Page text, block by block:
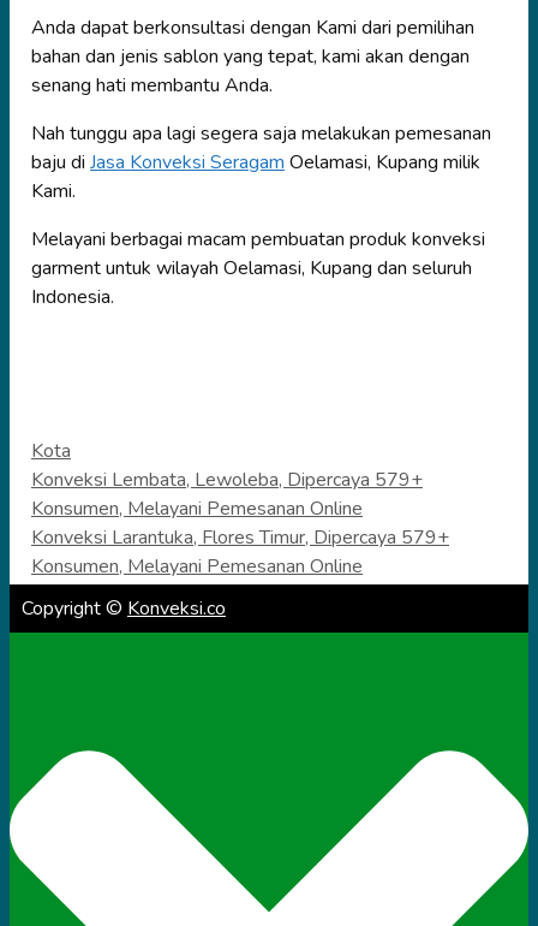
Anda dapat berkonsultasi dengan Kami dari pemilihan
bahan dan jenis sablon yang tepat, kami akan dengan
senang hati membantu Anda.
Nah tunggu apa lagi segera saja melakukan pemesanan
baju di Jasa Konveksi Seragam Oelamasi, Kupang milik
Kami.
Melayani berbagai macam pembuatan produk konveksi
garment untuk wilayah Oelamasi, Kupang dan seluruh
Indonesia.
Categories
Kota
Konveksi Lembata, Lewoleba, Dipercaya 579+
Konsumen, Melayani Pemesanan Online
Konveksi Larantuka, Flores Timur, Dipercaya 579+
Konsumen, Melayani Pemesanan Online
Copyright © Konveksi.co